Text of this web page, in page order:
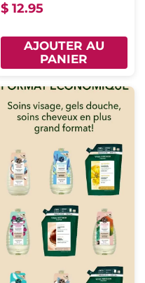
$ 12.95
AJOUTER AU
PANIER